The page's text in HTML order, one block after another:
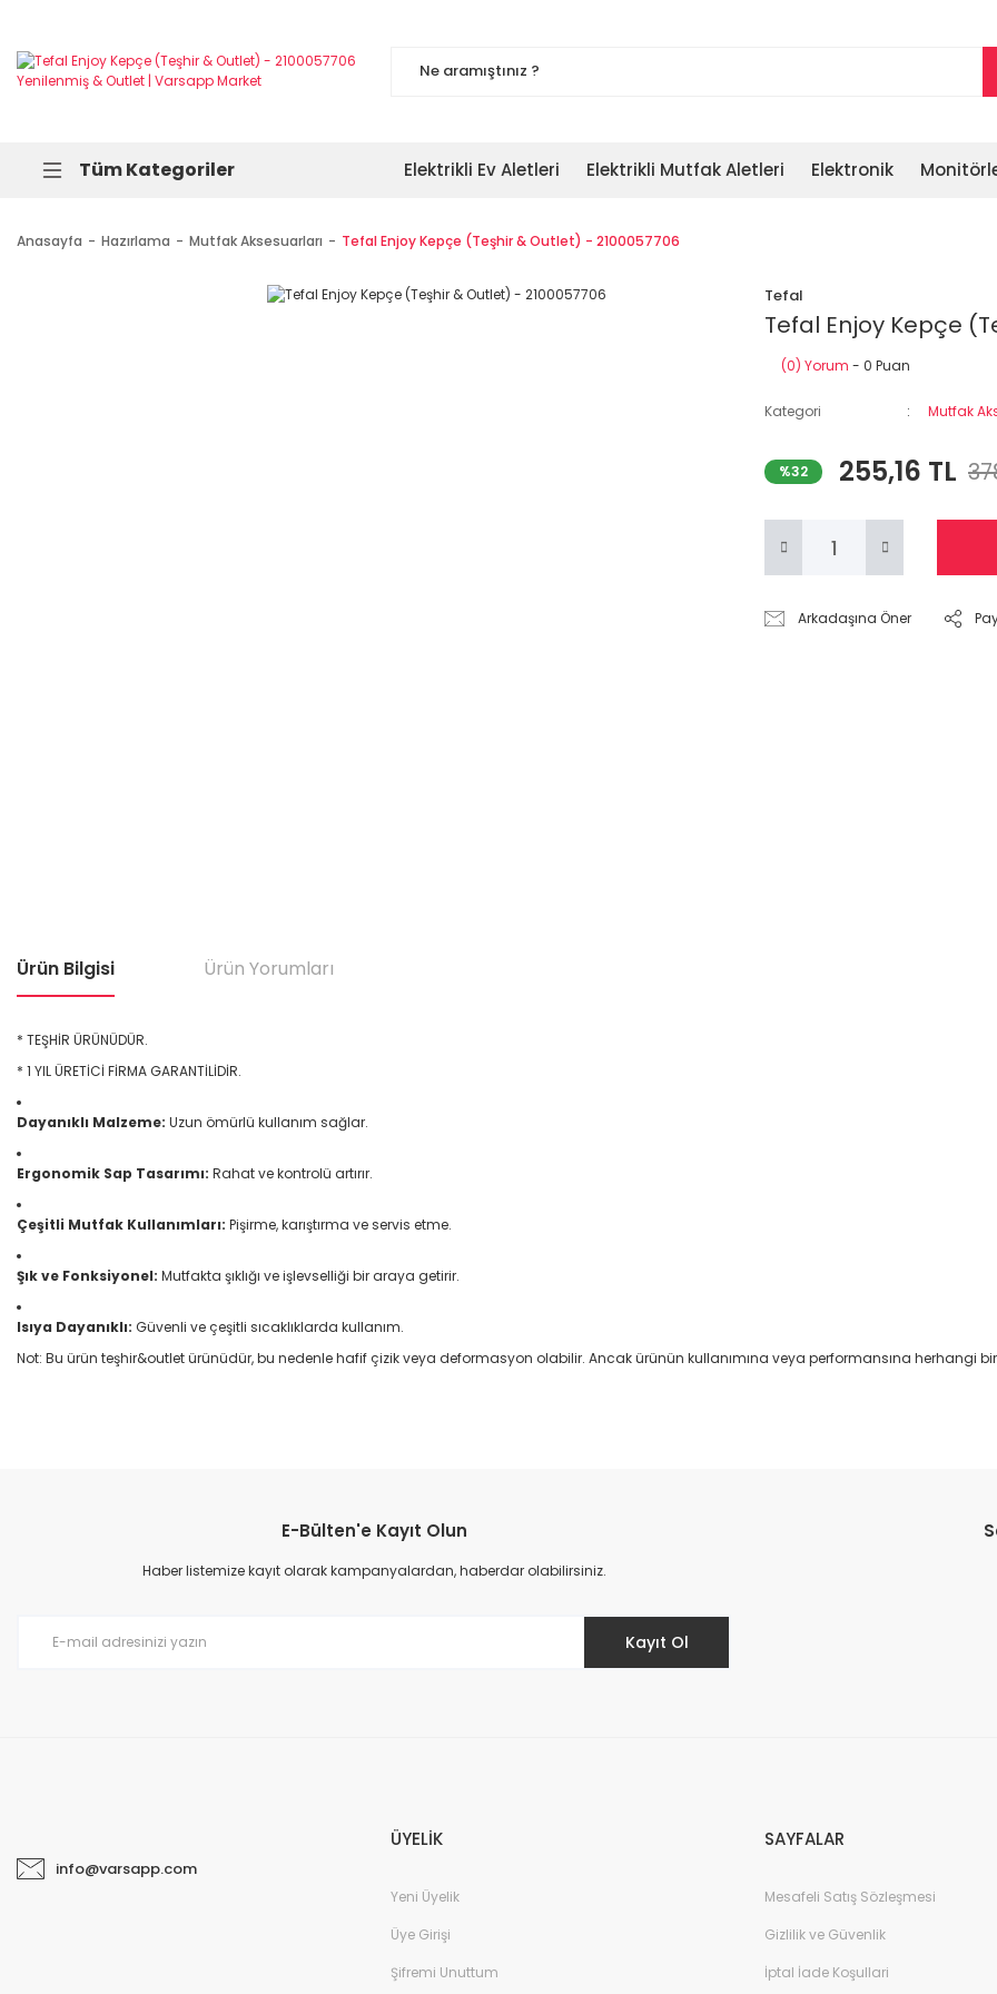
Tüm Kategoriler Elektrikli Ev Aletleri Elektrikli Mutfak Aletleri Elektronik
Anasayfa Hazırlama Mutfak Aksesuarları Tefal Enjoy Kepçe (Teşhir & Outlet) - 2100057706
Tefal
Tefal Enjoy Kepçe
(0) Yorum - 0 Puan
Kategori Mutfak
%32 255,16 TL
Arkadaşına Öner
Ürün Bilgisi Ürün Yorumları
* TEŞHİR ÜRÜNÜDÜR.
* 1 YIL ÜRETİCİ FİRMA GARANTİLİDİR.
Dayanıklı Malzeme: Uzun ömürlü kullanım sağlar.
Ergonomik Sap Tasarımı: Rahat ve kontrolü artırır.
Çeşitli Mutfak Kullanımları: Pişirme, karıştırma ve servis etme.
Şık ve Fonksiyonel: Mutfakta şıklığı ve işlevselliği bir araya getirir.
Isıya Dayanıklı: Güvenli ve çeşitli sıcaklıklarda kullanım.
Not: Bu ürün teşhir&outlet ürünüdür, bu nedenle hafif çizik veya deformasyon olabilir. Ancak ürünün kullanımına veya performansına herhangi bir
E-Bülten'e Kayıt Olun
Haber listemize kayıt olarak kampanyalardan, haberdar olabilirsiniz.
Kayıt Ol
info@varsapp.com
ÜYELİK
Yeni Üyelik
Üye Girişi
Şifremi Unuttum
SAYFALAR
Mesafeli Satış Sözleşmesi
Gizlilik ve Güvenlik
İptal İade Koşullari